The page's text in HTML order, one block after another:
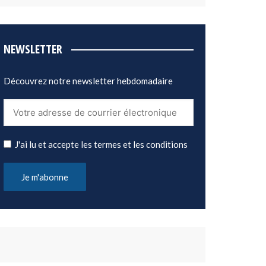
NEWSLETTER
Découvrez notre newsletter hebdomadaire
J'ai lu et accepte les termes et les conditions